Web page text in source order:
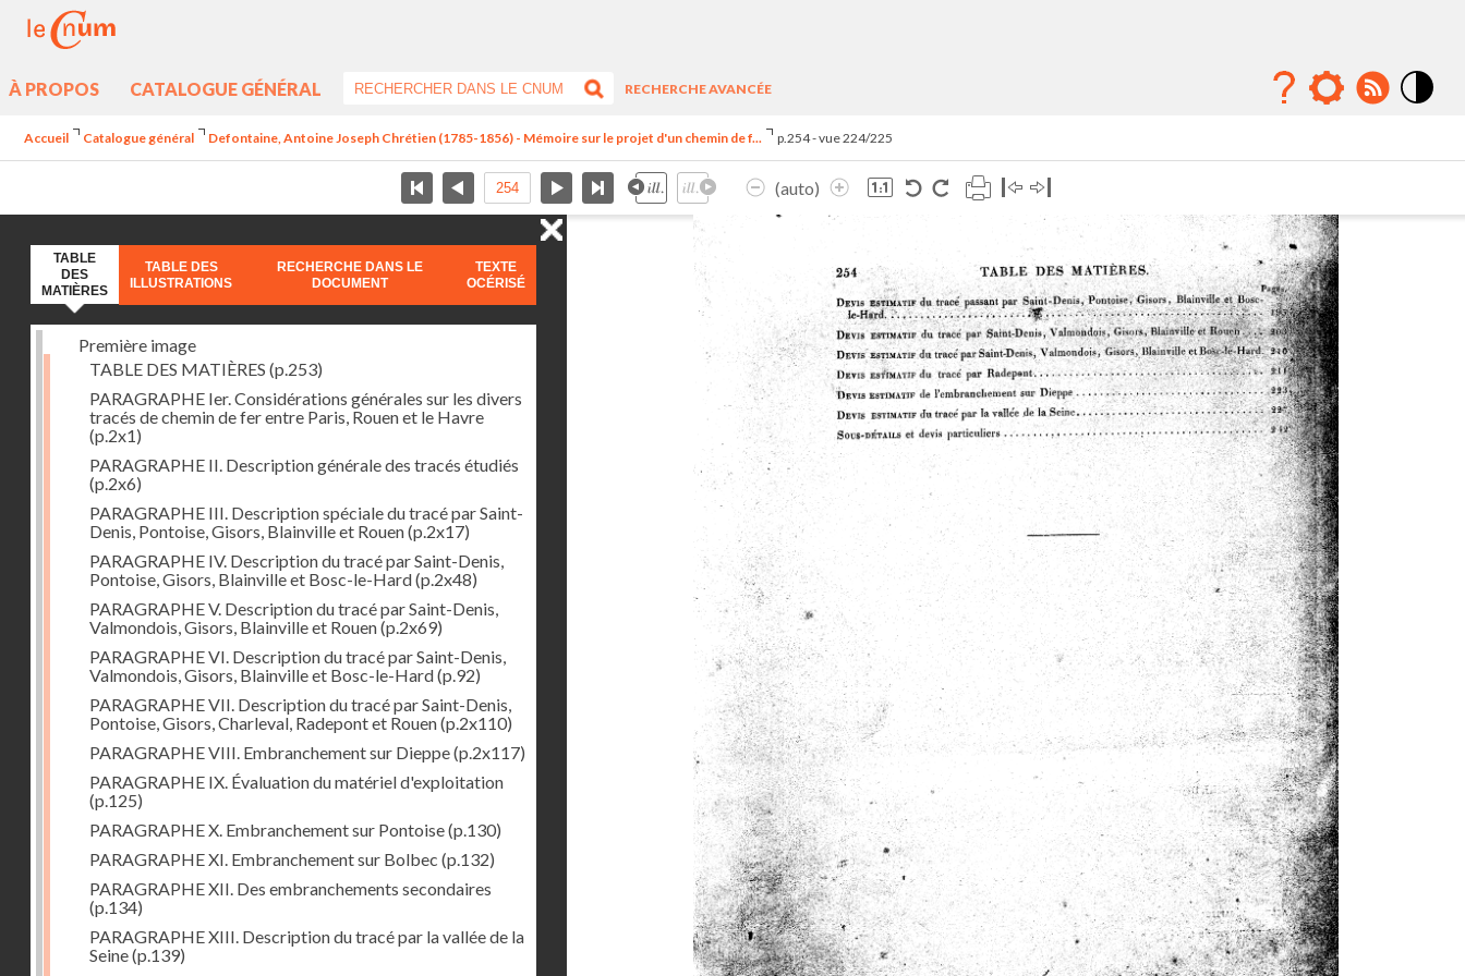
À PROPOS CATALOGUE GÉNÉRAL
RECHERCHE AVANCÉE
Accueil Catalogue général Defontaine, Antoine Joseph Chrétien (1785-1856) - Mémoire sur le projet d'un chemin de f... p.254 - vue 224/225
(auto)
TABLE
DES
MATIÈRES
TABLE DES
ILLUSTRATIONS
RECHERCHE DANS LE
DOCUMENT
TEXTE
OCÉRISÉ
Première image
TABLE DES MATIÈRES (p.253)
PARAGRAPHE Ier. Considérations générales sur les divers
tracés de chemin de fer entre Paris, Rouen et le Havre
(p.2x1)
PARAGRAPHE II. Description générale des tracés étudiés
(p.2x6)
PARAGRAPHE III. Description spéciale du tracé par Saint-
Denis, Pontoise, Gisors, Blainville et Rouen(p.2x17)
PARAGRAPHE IV. Description du tracé par Saint-Denis,
Pontoise, Gisors, Blainville et Bosc-le-Hard(p.2x48)
PARAGRAPHE V. Description du tracé par Saint-Denis,
Valmondois, Gisors, Blainville et Rouen(p.2x69)
PARAGRAPHE VI. Description du tracé par Saint-Denis,
Valmondois, Gisors, Blainville et Bosc-le-Hard(p.92)
PARAGRAPHE VII. Description du tracé par Saint-Denis,
Pontoise, Gisors, Charleval, Radepont et Rouen(p.2x110)
PARAGRAPHE VIII. Embranchement sur Dieppe(p.2x117)
PARAGRAPHE IX. Évaluation du matériel d'exploitation
(p.125)
PARAGRAPHE X. Embranchement sur Pontoise(p.130)
PARAGRAPHE XI. Embranchement sur Bolbec (p.132)
PARAGRAPHE XII. Des embranchements secondaires
(p.134)
PARAGRAPHE XIII. Description du tracé par la vallée de la
Seine(p.139)